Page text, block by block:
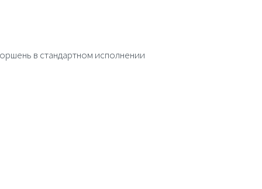
в стандартном исполнении